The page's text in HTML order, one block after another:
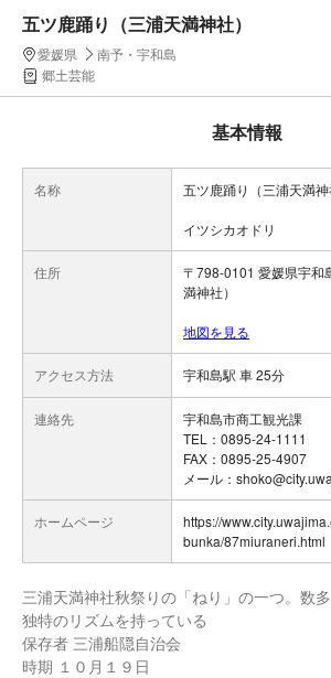
五ツ鹿踊り（三浦天満神社）
愛媛県
南予・宇和島
郷土芸能
基本情報
名称 五ツ鹿踊り（三浦天満神
イツシカオドリ
住所
〒798-0101 愛媛県宇和
満神社）
地図を見る
アクセス方法 宇和島駅 車 25分
連絡先
宇和島市商工観光課
TEL：0895-24-1111
FAX：0895-25-4907
メール：
ホームページ
https://
bunka/87miuraneri.html
三浦天満神社秋祭りの「ねり」の一つ。数
独特のリズムを持っている
保存者 三浦船隠自治会
時期 １０月１９日